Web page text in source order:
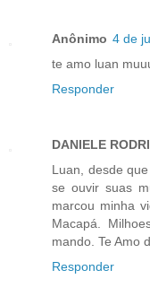
Anônimo 4 de
te amo luan
Responder
DANIELE
Luan, desde
se ouvir suas
marcou minha
Macapá.
mando. Te Amo
Responder